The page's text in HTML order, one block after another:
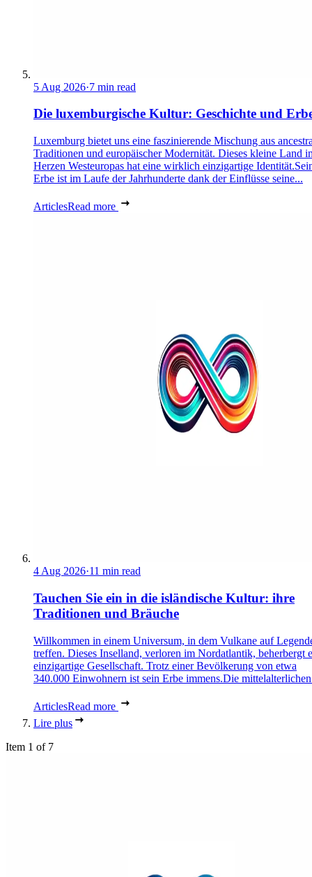
5 Aug 2026·7 min read
Die luxemburgische Kultur: Geschichte und
Luxemburg bietet uns eine faszinierende Mischung aus
Traditionen und europäischer Modernität. Dieses kleine Land
Herzen Westeuropas hat eine wirklich einzigartige
Erbe ist im Laufe der Jahrhunderte dank der Einflüsse seine...
ArticlesRead more
4 Aug 2026·11 min read
Tauchen Sie ein in die isländische Kultur: ihre
Traditionen und Bräuche
Willkommen in einem Universum, in dem Vulkane auf
treffen. Dieses Inselland, verloren im Nordatlantik, beherbergt
einzigartige Gesellschaft. Trotz einer Bevölkerung von etwa
340.000 Einwohnern ist sein Erbe immens.Die
ArticlesRead more
Lire plus
Item 1 of 7